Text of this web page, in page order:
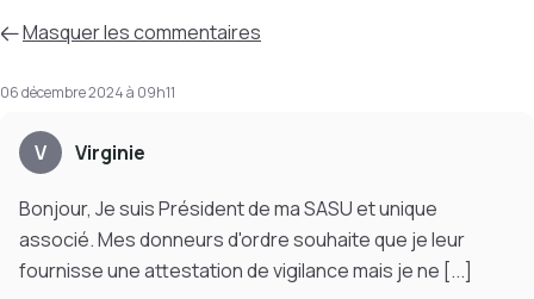
Masquerles commentaires
06 décembre 2024 à 09h11
V Virginie
Bonjour, Je suis Président de ma SASU et unique
associé. Mes donneurs d'ordre souhaite que je leur
fournisse une attestation de vigilance mais je ne [...]